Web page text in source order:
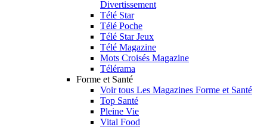
Divertissement
Télé Star
Télé Poche
Télé Star Jeux
Télé Magazine
Mots Croisés Magazine
Télérama
Forme et Santé
Voir tous Les Magazines Forme et Santé
Top Santé
Pleine Vie
Vital Food